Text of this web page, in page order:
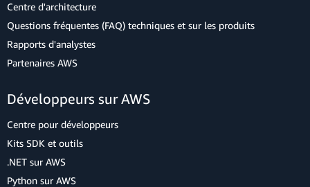
Centre d'architecture
Questions fréquentes (FAQ) techniques et sur les produits
Rapports d'analystes
Partenaires AWS
Développeurs sur AWS
Centre pour développeurs
Kits SDK et outils
.NET sur AWS
Python sur AWS